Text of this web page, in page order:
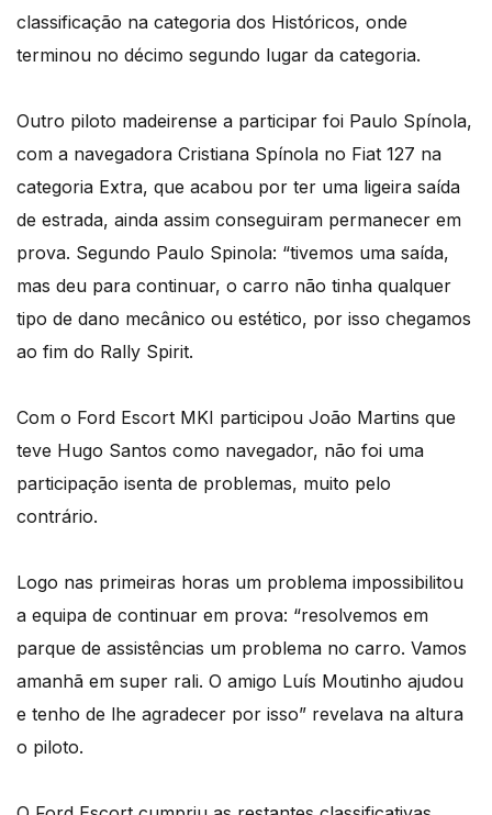
classificação na categoria dos Históricos, onde
terminou no décimo segundo lugar da categoria.
Outro piloto madeirense a participar foi Paulo Spínola,
com a navegadora Cristiana Spínola no Fiat 127 na
categoria Extra, que acabou por ter uma ligeira saída
de estrada, ainda assim conseguiram permanecer em
prova. Segundo Paulo Spinola: “tivemos uma saída,
mas deu para continuar, o carro não tinha qualquer
tipo de dano mecânico ou estético, por isso chegamos
ao fim do Rally Spirit.
Com o Ford Escort MKI participou João Martins que
teve Hugo Santos como navegador, não foi uma
participação isenta de problemas, muito pelo
contrário.
Logo nas primeiras horas um problema impossibilitou
a equipa de continuar em prova: “resolvemos em
parque de assistências um problema no carro. Vamos
amanhã em super rali. O amigo Luís Moutinho ajudou
e tenho de lhe agradecer por isso” revelava na altura
o piloto.